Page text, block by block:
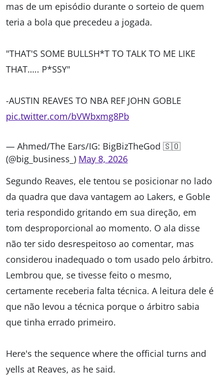
mas de um episódio durante o sorteio de quem
teria a bola que precedeu a jogada.
"THAT'S SOME BULLSH*T TO TALK TO ME LIKE
THAT….. P*SSY"
-AUSTIN REAVES TO NBA REF JOHN GOBLE
pic.twitter.com/bVWbxmg8Pb
— Ahmed/The Ears/IG: BigBizTheGod 🇸🇴
(@big_business_) May 8, 2026
Segundo Reaves, ele tentou se posicionar no lado
da quadra que dava vantagem ao Lakers, e Goble
teria respondido gritando em sua direção, em
tom desproporcional ao momento. O ala disse
não ter sido desrespeitoso ao comentar, mas
considerou inadequado o tom usado pelo árbitro.
Lembrou que, se tivesse feito o mesmo,
certamente receberia falta técnica. A leitura dele é
que não levou a técnica porque o árbitro sabia
que tinha errado primeiro.
Here's the sequence where the official turns and
yells at Reaves, as he said.